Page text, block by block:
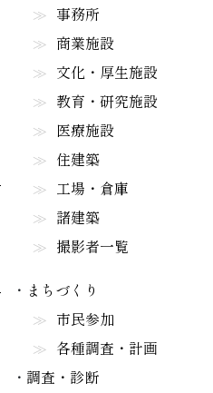
事務所
商業施設
文化・厚生施設
教育・研究施設
医療施設
住建築
工場・倉庫
諸建築
撮影者一覧
まちづくり
市民参加
各種調査・計画
調査・診断